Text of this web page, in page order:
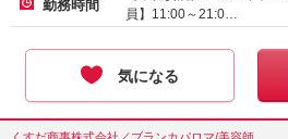
勤務時間
員】11:00～21:0…
気になる